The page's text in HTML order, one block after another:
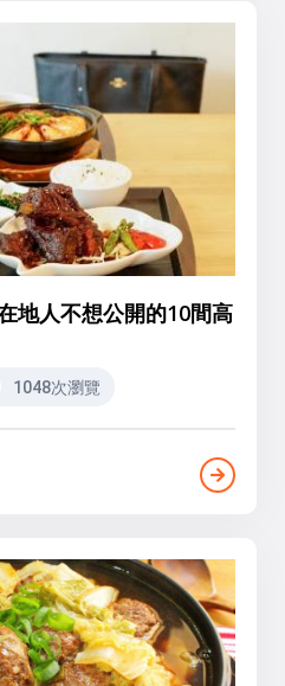
地人不想公開的10間高
1048次瀏覽